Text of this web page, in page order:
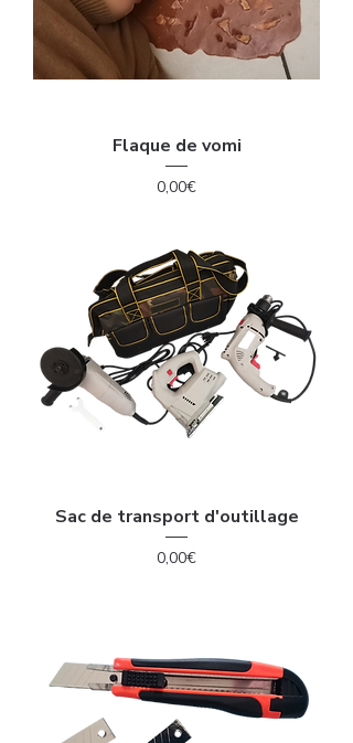
Flaque de vomi
Price
0,00€
Sac de transport d'outillage
Price
0,00€